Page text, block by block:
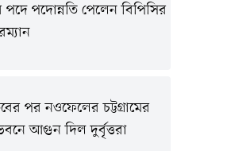
পদে পদোন্নতি পেলেন বিপিসির
পর নওফেলের চট্টগ্রামের
আগুন দিল দুর্বৃত্তরা